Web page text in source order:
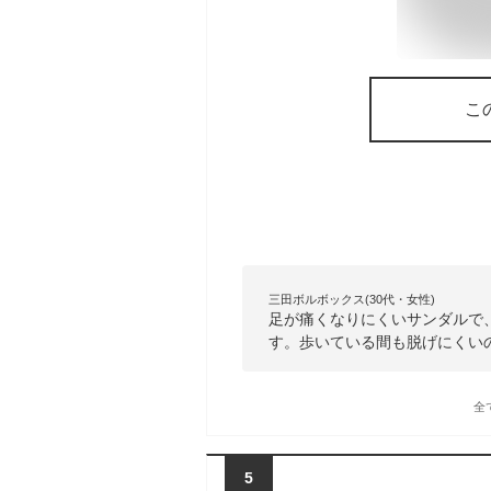
こ
三田ボルボックス(30代・女性)
足が痛くなりにくいサンダル
す。歩いている間も脱げにくい
全
5